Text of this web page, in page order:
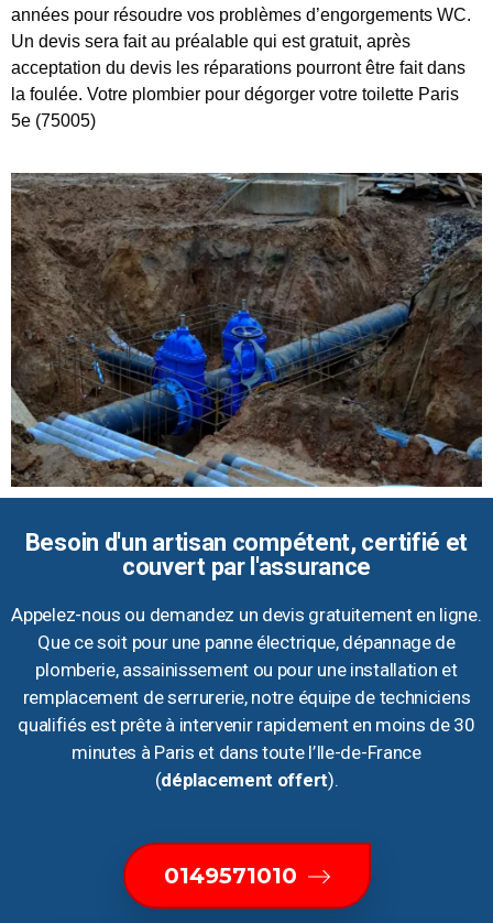
années pour résoudre vos problèmes d’engorgements WC.
Un devis sera fait au préalable qui est gratuit, après
acceptation du devis les réparations pourront être fait dans
la foulée. Votre plombier pour dégorger votre toilette Paris
5e (75005)
Besoin d'un artisan compétent, certifié et
couvert par l'assurance
Appelez-nous ou demandez un devis gratuitement en ligne.
Que ce soit pour une panne électrique, dépannage de
plomberie, assainissement ou pour une installation et
remplacement de serrurerie, notre équipe de techniciens
qualifiés est prête à intervenir rapidement en moins de 30
minutes à Paris et dans toute l’Ile-de-France
(déplacement offert).
0149571010